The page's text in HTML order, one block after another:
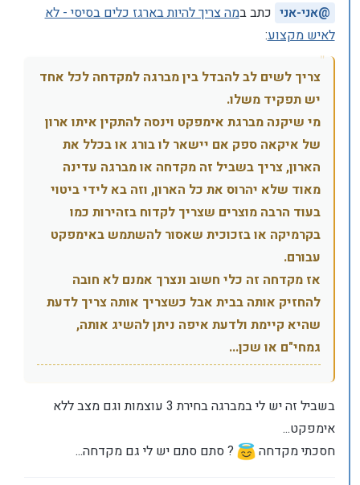
@אני-אני כתב במה צריך להיות בארגז כלים בסיסי - לא
לאיש מקצוע:
צריך לשים לב להבדל בין מברגה למקדחה לכל אחד
יש תפקיד משלו.
מי שיקנה מברגת אימפקט וינסה להתקין איתו ארון
של איקאה ספק אם יישאר לו בורג או בכלל את
הארון, צריך בשביל זה מקדחה או מברגה עדינה
מאוד שלא יהרוס את כל הארון, וזה בא לידי ביטוי
בעוד הרבה מוצרים שצריך לקדוח בזהירות כמו
בקרמיקה או בזכוכית שאסור להשתמש באימפקט
עבורם.
אז מקדחה זה כלי חשוב ונצרך אמנם לא חובה
להחזיק אותה בבית אבל כשצריך אותה צריך לדעת
שהיא קיימת ולדעת איפה ניתן להשיג אותה,
גמחי"ם או שכן...
בשביל זה יש לי במברגה בחירת 3 עוצמות וגם מצב ללא
אימפקט...
חסכתי מקדחה
? סתם סתם יש לי גם מקדחה...